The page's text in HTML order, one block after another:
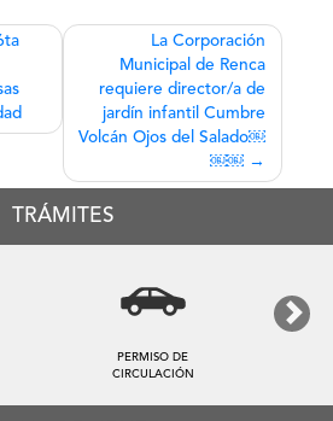
La Corporación
Municipal de Renca
requiere director/a de
jardín infantil Cumbre
Volcán Ojos del Salado￼
￼￼
TRÁMITES
PERMISO DE
CIRCULACIÓN
Next